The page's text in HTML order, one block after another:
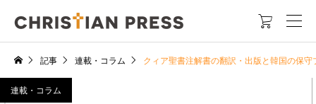

記事 連載・コラム クィア聖書注解書の翻訳・出版と韓国の保
連載・コラム